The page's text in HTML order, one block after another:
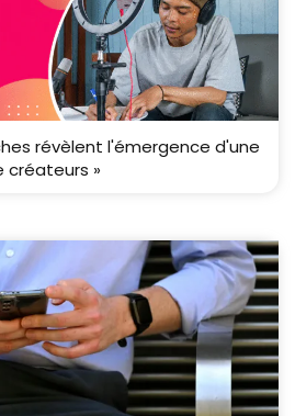
révèlent l'émergence d'une
créateurs »